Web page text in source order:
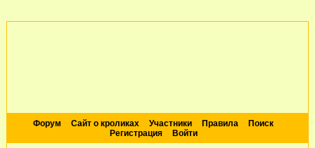
Форум Сайт о кроликах Участники Правила
Поиск
Регистрация
Войти